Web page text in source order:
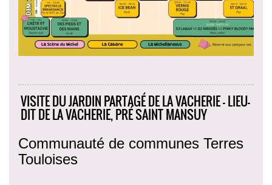
VISITE DU JARDIN PARTAGÉ DE LA VACHERIE - LIEU-
DIT DE LA VACHERIE, PRÉ SAINT MANSUY
Communauté de communes Terres
Touloises